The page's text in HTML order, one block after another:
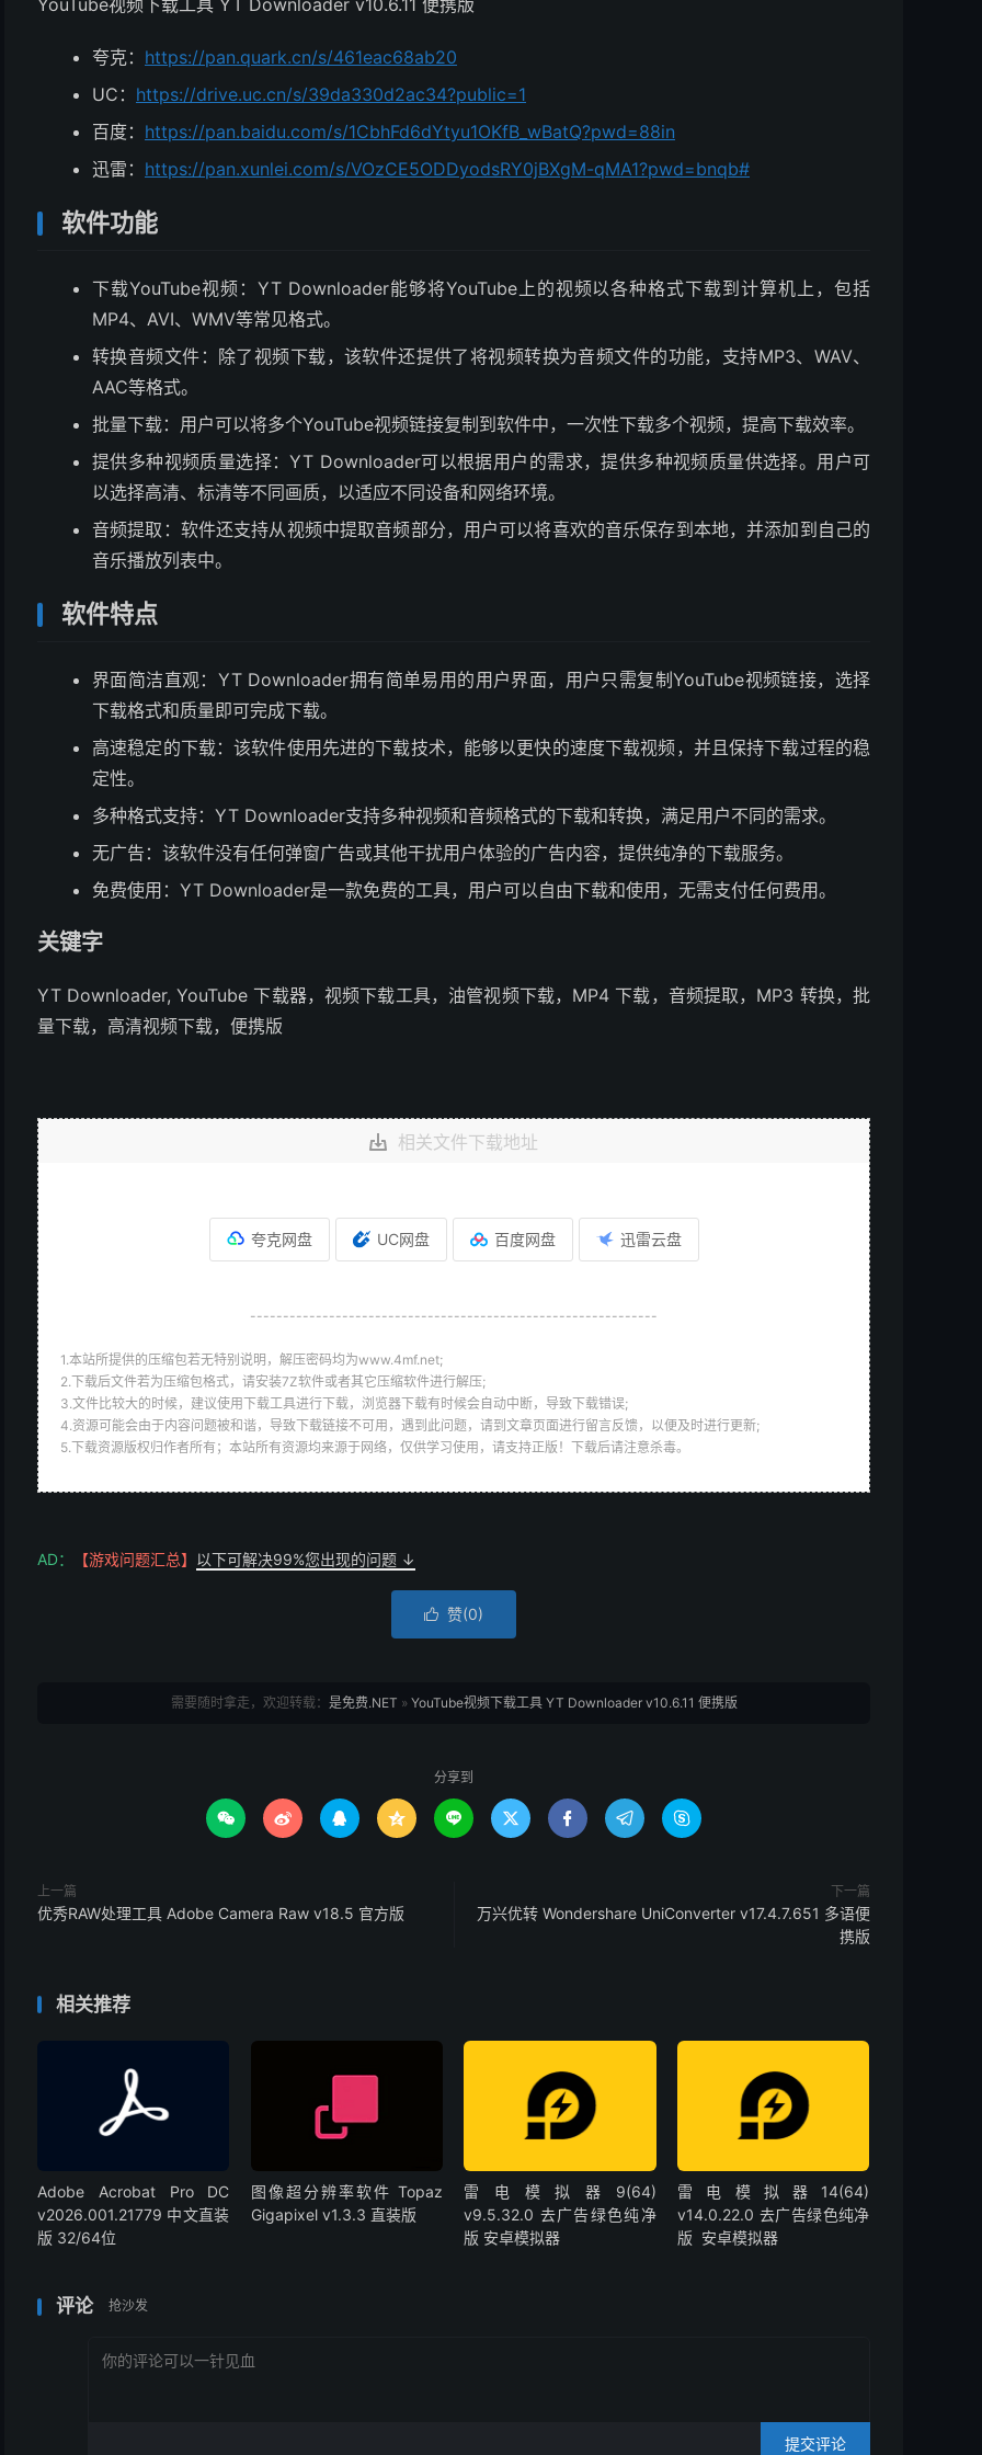
YouTube视频下载工具 YT Downloader v10.6.11 便携版
夸克： https://pan.quark.cn/s/461eac68ab20
UC： https://drive.uc.cn/s/39da330d2ac34?public=1
百度： https://pan.baidu.com/s/1CbhFd6dYtyu1OKfB_wBatQ?pwd=88in
迅雷： https://pan.xunlei.com/s/VOzCE5ODDyodsRY0jBXgM-qMA1?pwd=bnqb#
软件功能
下载YouTube视频：YT Downloader能够将YouTube上的视频以各种格式下载到计算机上，包括
MP4、AVI、WMV等常见格式。
转换音频文件：除了视频下载，该软件还提供了将视频转换为音频文件的功能，支持MP3、WAV、
AAC等格式。
批量下载：用户可以将多个YouTube视频链接复制到软件中，一次性下载多个视频，提高下载效率。
提供多种视频质量选择：YT Downloader可以根据用户的需求，提供多种视频质量供选择。用户可
以选择高清、标清等不同画质，以适应不同设备和网络环境。
音频提取：软件还支持从视频中提取音频部分，用户可以将喜欢的音乐保存到本地，并添加到自己的
音乐播放列表中。
软件特点
界面简洁直观：YT Downloader拥有简单易用的用户界面，用户只需复制YouTube视频链接，选择
下载格式和质量即可完成下载。
高速稳定的下载：该软件使用先进的下载技术，能够以更快的速度下载视频，并且保持下载过程的稳
定性。
多种格式支持：YT Downloader支持多种视频和音频格式的下载和转换，满足用户不同的需求。
无广告：该软件没有任何弹窗广告或其他干扰用户体验的广告内容，提供纯净的下载服务。
免费使用：YT Downloader是一款免费的工具，用户可以自由下载和使用，无需支付任何费用。
关键字
YT Downloader, YouTube 下载器，视频下载工具，油管视频下载，MP4 下载，音频提取，MP3 转换，批
量下载，高清视频下载，便携版
相关文件下载地址
夸克网盘 UC网盘 百度网盘 迅雷云盘
--------------------------------------------------------------
1.本站所提供的压缩包若无特别说明，解压密码均为www.4mf.net;
2.下载后文件若为压缩包格式，请安装7Z软件或者其它压缩软件进行解压;
3.文件比较大的时候，建议使用下载工具进行下载，浏览器下载有时候会自动中断，导致下载错误;
4.资源可能会由于内容问题被和谐，导致下载链接不可用，遇到此问题，请到文章页面进行留言反馈，以便及时进行更新;
5.下载资源版权归作者所有；本站所有资源均来源于网络，仅供学习使用，请支持正版！下载后请注意杀毒。
AD： 【游戏问题汇总】 以下可解决99%您出现的问题 ↓
 赞(0)
需要随时拿走，欢迎转载： 是免费.NET » YouTube视频下载工具 YT Downloader v10.6.11 便携版
分享到
        
上一篇
优秀RAW处理工具 Adobe Camera Raw v18.5 官方版
下一篇
万兴优转 Wondershare UniConverter v17.4.7.651 多语便
携版
相关推荐
Adobe Acrobat Pro DC
v2026.001.21779 中文直装
版 32/64位
图像超分辨率软件 Topaz
Gigapixel v1.3.3 直装版
雷电模拟器9(64)
v9.5.32.0 去广告绿色纯净
版 安卓模拟器
雷电模拟器14(64)
v14.0.22.0 去广告绿色纯净
版 安卓模拟器
评论 抢沙发
提交评论